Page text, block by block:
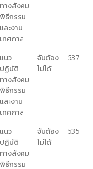
ทางสังคม
พิธีกรรม
และงาน
เทศกาล
แนว
ปฏิบัติ
ทางสังคม
พิธีกรรม
และงาน
เทศกาล
จับต้อง
ไม่ได้
537
แนว
ปฏิบัติ
ทางสังคม
พิธีกรรม
จับต้อง
ไม่ได้
535